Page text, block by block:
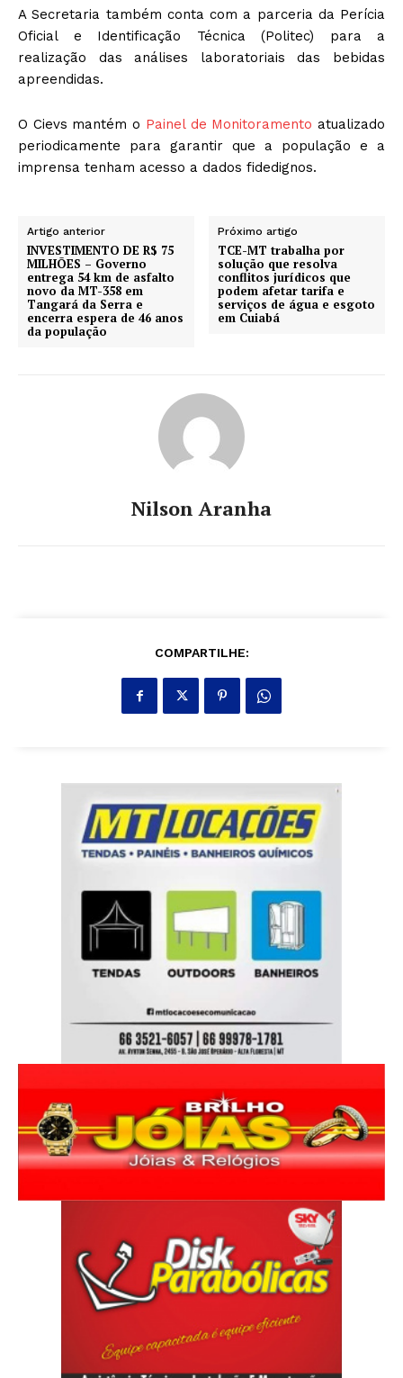
A Secretaria também conta com a parceria da Perícia
Oficial e Identificação Técnica (Politec) para a
realização das análises laboratoriais das bebidas
apreendidas.
O Cievs mantém o Painel de Monitoramento atualizado
periodicamente para garantir que a população e a
imprensa tenham acesso a dados fidedignos.
Artigo anterior
INVESTIMENTO DE R$ 75
MILHÕES – Governo
entrega 54 km de asfalto
novo da MT-358 em
Tangará da Serra e
encerra espera de 46 anos
da população
Próximo artigo
TCE-MT trabalha por
solução que resolva
conflitos jurídicos que
podem afetar tarifa e
serviços de água e esgoto
em Cuiabá
Nilson Aranha
COMPARTILHE: